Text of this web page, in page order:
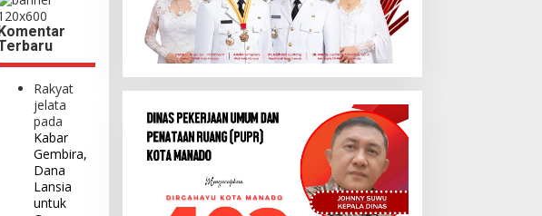
Rakyat
jelata
pada
Kabar
Gembira,
Dana
Lansia
untuk